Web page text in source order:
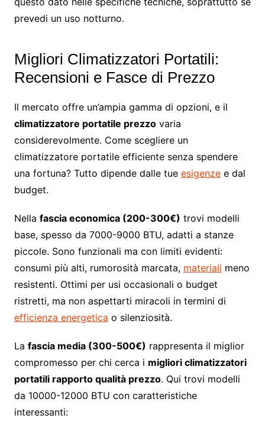
prevedi un uso notturno.
Migliori Climatizzatori Portatili:
Recensioni e Fasce di Prezzo
Il mercato offre un’ampia gamma di opzioni, e il
climatizzatore portatile prezzovaria
considerevolmente. Come scegliere un
climatizzatore portatile efficiente senza spendere
una fortuna? Tutto dipende dalle tue esigenzee dal
budget.
Nella fascia economica (200-300€) trovi modelli
base, spesso da 7000-9000 BTU, adatti a stanze
piccole. Sono funzionali ma con limiti evidenti:
consumi più alti, rumorosità marcata, materiali meno
resistenti. Ottimi per usi occasionali o budget
ristretti, ma non aspettarti miracoli in termini di
efficienza energetica o silenziosità.
La fascia media (300-500€) rappresenta il miglior
compromesso per chi cerca i migliori climatizzatori
portatili rapporto qualità prezzo. Qui trovi modelli
da 10000-12000 BTU con caratteristiche
interessanti: